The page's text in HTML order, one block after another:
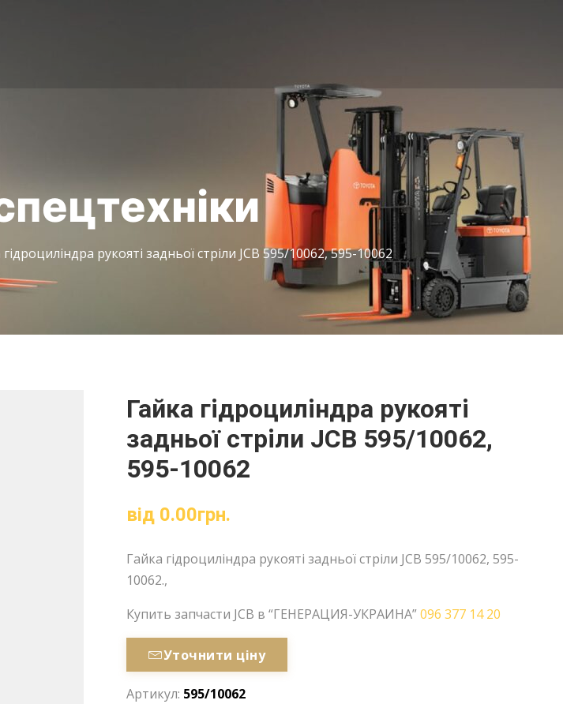
рукояті задньої стріли JCB 595/10062, 595-10062
Гайка гідроциліндра рукояті
задньої стріли JCB 595/10062,
595-10062
від 0.00грн.
Гайка гідроциліндра рукояті задньої стріли JCB 595/10062, 595-
10062.,
Купить запчасти JCB в “ГЕНЕРАЦИЯ-УКРАИНА”096 377 14 20
Уточнити ціну
Артикул: 595/10062